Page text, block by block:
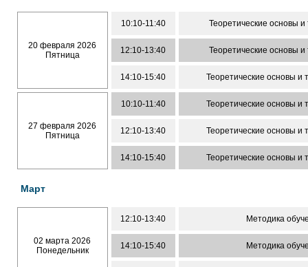
20 февраля 2026
Пятница
10:10-11:40 Теоретические основы
12:10-13:40 Теоретические основы
14:10-15:40 Теоретические основы и
27 февраля 2026
Пятница
10:10-11:40 Теоретические основы и
12:10-13:40 Теоретические основы и
14:10-15:40 Теоретические основы и
Март
02 марта 2026
Понедельник
12:10-13:40 Методика
14:10-15:40 Методика